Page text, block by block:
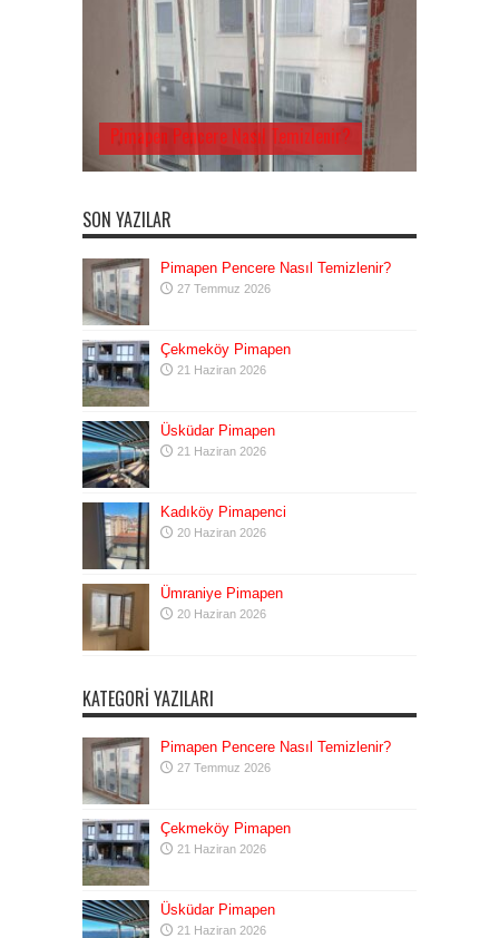
Pimapen Pencere Nasıl Temizlenir?
SON YAZILAR
Pimapen Pencere Nasıl Temizlenir?
27 Temmuz 2026
Çekmeköy Pimapen
21 Haziran 2026
Üsküdar Pimapen
21 Haziran 2026
Kadıköy Pimapenci
20 Haziran 2026
Ümraniye Pimapen
20 Haziran 2026
KATEGORI YAZILARI
Pimapen Pencere Nasıl Temizlenir?
27 Temmuz 2026
Çekmeköy Pimapen
21 Haziran 2026
Üsküdar Pimapen
21 Haziran 2026